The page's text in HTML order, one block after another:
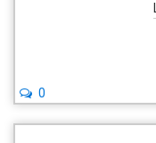
0